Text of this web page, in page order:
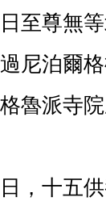
至尊無
尼泊爾
魯派寺
，十五